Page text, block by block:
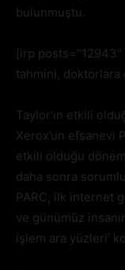
bulunmuştu.
[irp posts=”12943″
tahmini, doktorlara
Taylor’ın etkili
Xerox’un efsanevi
etkili olduğu
daha sonra
PARC, ilk internet
ve günümüz
işlem ara yüzleri’